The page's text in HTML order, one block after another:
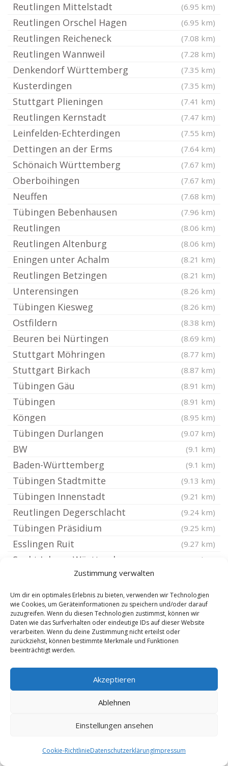
Zustimmung verwalten
Um dir ein optimales Erlebnis zu bieten, verwenden wir Technologien
wie Cookies, um Geräteinformationen zu speichern und/oder darauf
zuzugreifen. Wenn du diesen Technologien zustimmst, können wir
Daten wie das Surfverhalten oder eindeutige IDs auf dieser Website
verarbeiten. Wenn du deine Zustimmung nicht erteilst oder
zurückziehst, können bestimmte Merkmale und Funktionen
beeinträchtigt werden.
Akzeptieren
Ablehnen
Einstellungen ansehen
Cookie-RichtlinieDatenschutzerklärungImpressum
Reutlingen Mittelstadt (6.95 km)
Reutlingen Orschel Hagen (6.95 km)
Reutlingen Reicheneck (7.08 km)
Reutlingen Wannweil (7.28 km)
Denkendorf Württemberg (7.35 km)
Kusterdingen (7.35 km)
Stuttgart Plieningen (7.41 km)
Reutlingen Kernstadt (7.47 km)
Leinfelden-Echterdingen (7.55 km)
Dettingen an der Erms (7.64 km)
Schönaich Württemberg (7.67 km)
Oberboihingen (7.67 km)
Neuffen (7.68 km)
Tübingen Bebenhausen (7.96 km)
Reutlingen (8.06 km)
Reutlingen Altenburg (8.06 km)
Eningen unter Achalm (8.21 km)
Reutlingen Betzingen (8.21 km)
Unterensingen (8.26 km)
Tübingen Kiesweg (8.26 km)
Ostfildern (8.38 km)
Beuren bei Nürtingen (8.69 km)
Stuttgart Möhringen (8.77 km)
Stuttgart Birkach (8.87 km)
Tübingen Gäu (8.91 km)
Tübingen (8.91 km)
Köngen (8.95 km)
Tübingen Durlangen (9.07 km)
BW (9.1 km)
Baden-Württemberg (9.1 km)
Tübingen Stadtmitte (9.13 km)
Tübingen Innenstadt (9.21 km)
Reutlingen Degerschlacht (9.24 km)
Tübingen Präsidium (9.25 km)
Esslingen Ruit (9.27 km)
Sankt Johann Württemberg (9.27 km)
Reutlingen Bronnweiler
Esslingen Wiflinge (9.44 km)
Süddeutschland (9.48 km)
Reutlingen Ohmenhausen (9.49 km)
Wendlingen am Neckar
Esslingen Birkach
Holzgerlingen (9.77 km)
Stuttgart Vaihingen
Hülben (10.17 km)